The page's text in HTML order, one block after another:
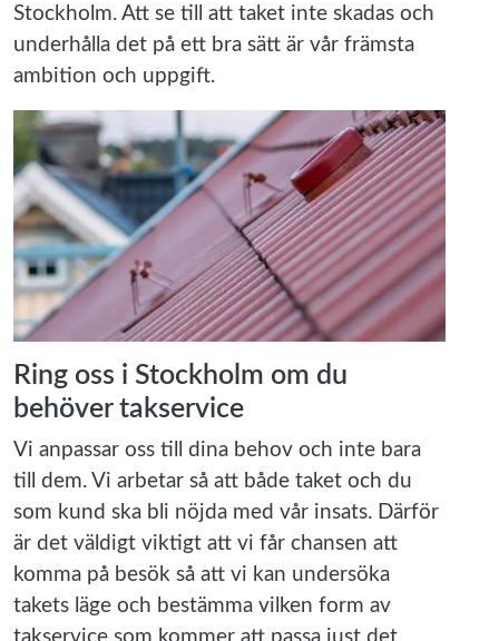
Stockholm. Att se till att taket inte skadas och
underhålla det på ett bra sätt är vår främsta
ambition och uppgift.
Ring oss i Stockholm om du
behöver takservice
Vi anpassar oss till dina behov och inte bara
till dem. Vi arbetar så att både taket och du
som kund ska bli nöjda med vår insats. Därför
är det väldigt viktigt att vi får chansen att
komma på besök så att vi kan undersöka
takets läge och bestämma vilken form av